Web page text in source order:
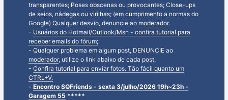
transparentes; Poses obscenas ou provocantes; Close-ups
de seios, nádegas ou virilhas; (em cumprimento a normas do
Google) Qualquer desvio, denuncie ao moderador.
- Usuários do Hotmail/Outlook/Msn - confira tutorial para
receber emails do fórum;
- Qualquer problema em algum post, DENUNCIE ao
moderador, utilize o link abaixo de cada post.
- Confira tutorial para enviar fotos. Tão fácil quanto um
CTRL+V.
- Encontro SQFriends - sexta 3/julho/2026 19h~23h -
Garagem 55 *****